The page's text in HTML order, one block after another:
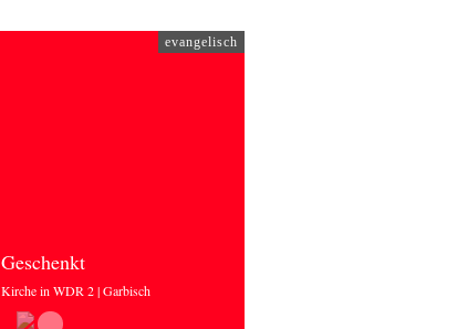
evangelisch
Geschenkt
Kirche in WDR 2 | Garbisch